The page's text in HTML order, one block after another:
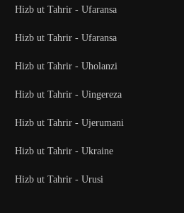
Hizb ut Tahrir - Ufaransa
Hizb ut Tahrir - Ufaransa
Hizb ut Tahrir - Uholanzi
Hizb ut Tahrir - Uingereza
Hizb ut Tahrir - Ujerumani
Hizb ut Tahrir - Ukraine
Hizb ut Tahrir - Urusi